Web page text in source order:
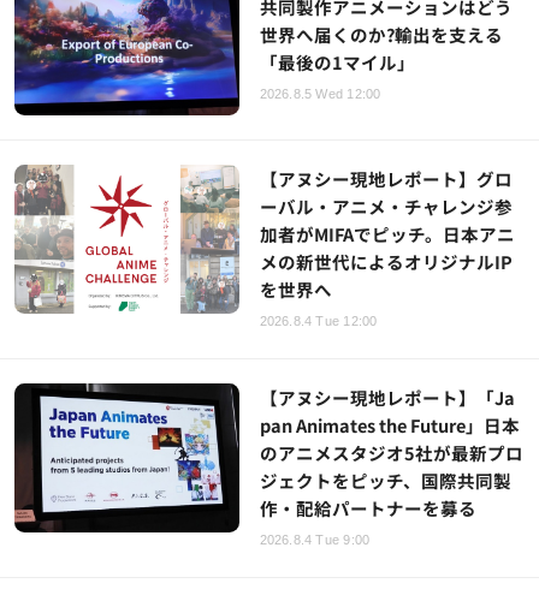
共同製作アニメーションはどう
世界へ届くのか?輸出を支える
「最後の1マイル」
2026.8.5 Wed 12:00
【アヌシー現地レポート】グロ
ーバル・アニメ・チャレンジ参
加者がMIFAでピッチ。日本アニ
メの新世代によるオリジナルIP
を世界へ
2026.8.4 Tue 12:00
【アヌシー現地レポート】「Ja
pan Animates the Future」日本
のアニメスタジオ5社が最新プロ
ジェクトをピッチ、国際共同製
作・配給パートナーを募る
2026.8.4 Tue 9:00